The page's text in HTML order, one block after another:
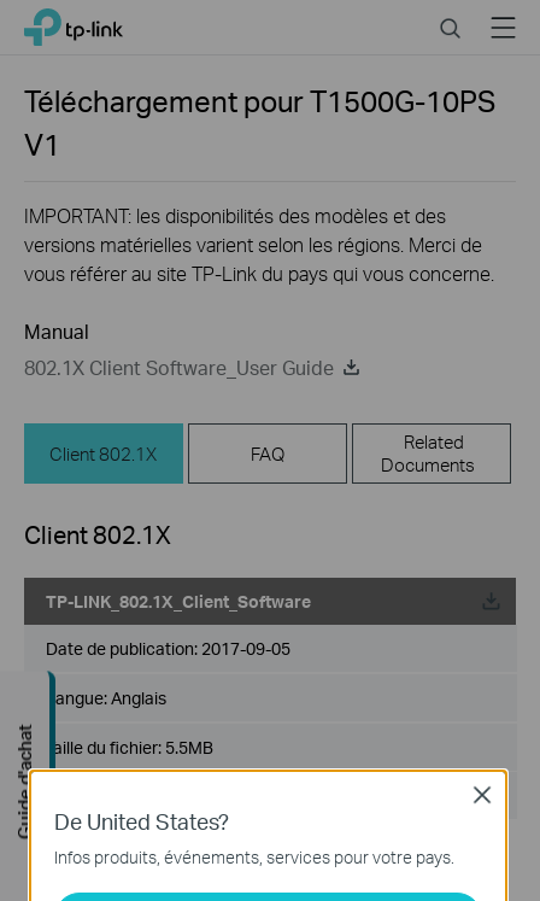
Click
the
navigation
TP-Link, Reliably Smart SearchMenu
Téléchargement pourT1500G-10PS
V1
IMPORTANT: les disponibilités des modèles et des
versions matérielles varient selon les régions. Merci de
vous référer au site TP-Link du pays qui vous concerne.
Manual
802.1X Client Software_User Guide
Client 802.1X FAQ
Related
Documents
Client 802.1X
TP-LINK_802.1X_Client_Software
Date de publication: 2017-09-05
Langue:Anglais
Taille du fichier: 5.5MB
Système d'Exploitation: Win2000/XP/2003/Vista/7/8/8.1/10
De United States?
Infos produits, événements, services pour votre pays.
Close
Guide d'achat